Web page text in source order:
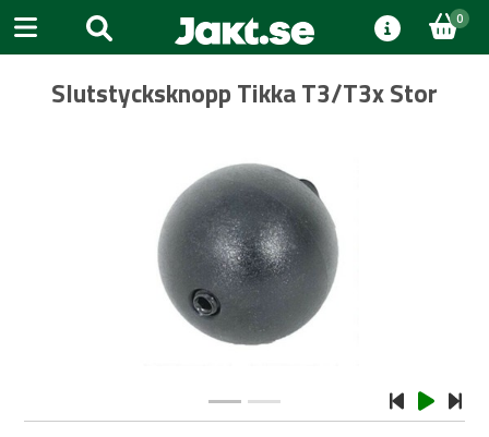
0
Slutstycksknopp Tikka T3/T3x Stor